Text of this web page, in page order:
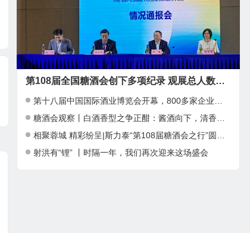
第108届全国糖酒会创下多项纪录 观展总人数近39万人次
第十八届中国国际酒业博览会开幕，800多家企业参加
糖酒会观察丨白酒香型之争正酣：酱酒向下，清香向上，小众香型崛起
相聚蓉城 精彩纷呈|斯力泰“第108届糖酒会之行”圆满结束
射洪有“锂” 丨时隔一年，我们再次迎来这场盛会